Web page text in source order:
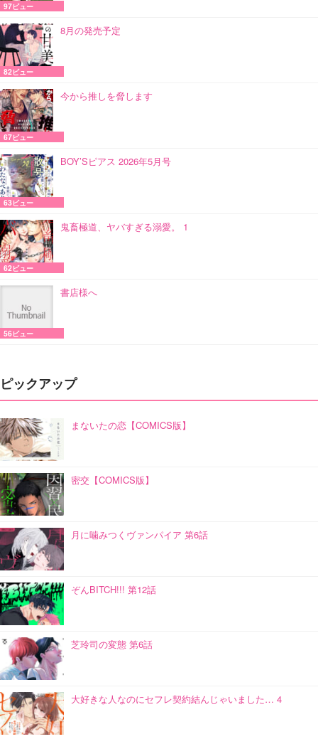
97ビュー
8月の発売予定
82ビュー
今から推しを脅します
67ビュー
BOY’Sピアス 2026年5月号
63ビュー
鬼畜極道、ヤバすぎる溺愛。 1
62ビュー
書店様へ
56ビュー
ピックアップ
まないたの恋【COMICS版】
密交【COMICS版】
月に噛みつくヴァンパイア 第6話
ぞんBITCH!!! 第12話
芝玲司の変態 第6話
大好きな人なのにセフレ契約結んじゃいました… 4